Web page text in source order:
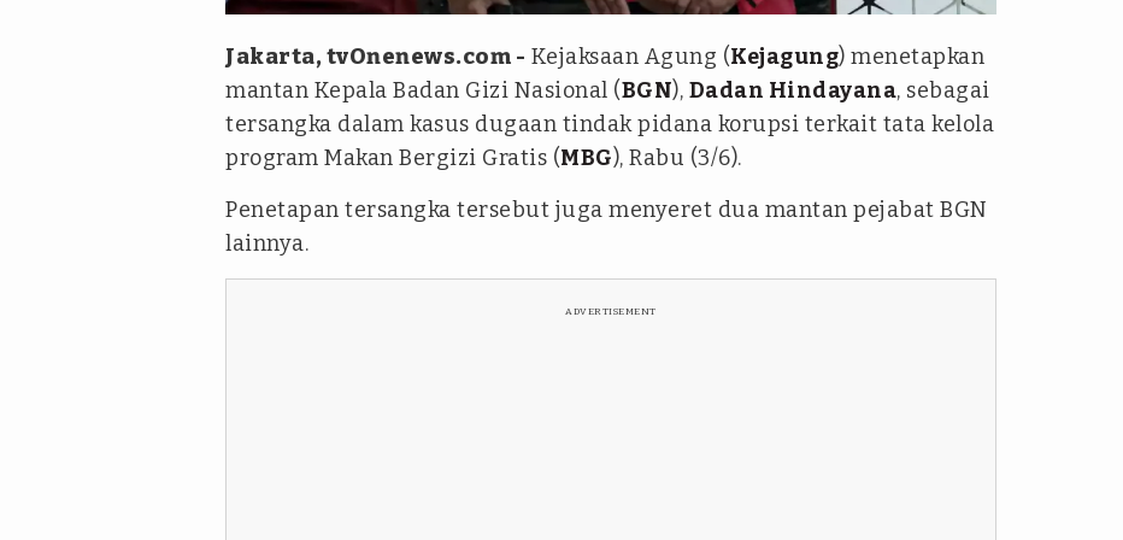
Jakarta, tvOnenews.com - Kejaksaan Agung (Kejagung) menetapkan
mantan Kepala Badan Gizi Nasional (BGN), Dadan Hindayana, sebagai
tersangka dalam kasus dugaan tindak pidana korupsi terkait tata kelola
program Makan Bergizi Gratis (MBG), Rabu (3/6).
Penetapan tersangka tersebut juga menyeret dua mantan pejabat BGN
lainnya.
ADVERTISEMENT